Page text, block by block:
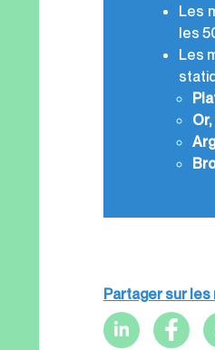
Les
les
Les
Partager sur les